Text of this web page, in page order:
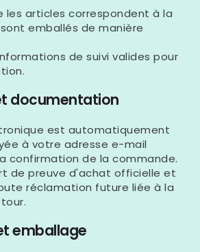
les articles correspondent à la
emballés de manière
de suivi valides pour
documentation
est automatiquement
à votre adresse e-mail
confirmation de la commande.
de preuve d'achat officielle et
réclamation future liée à la
emballage